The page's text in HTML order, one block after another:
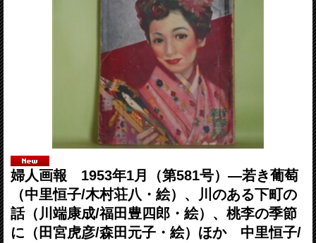
婦人画報 1953年1月（第581号）―若き葡萄
（中里恒子/木村荘八・絵）、川のある下町の
話（川端康成/福田豊四郎・絵）、桃李の季節
に（田宮虎彦/森田元子・絵）ほか 中里恒子/